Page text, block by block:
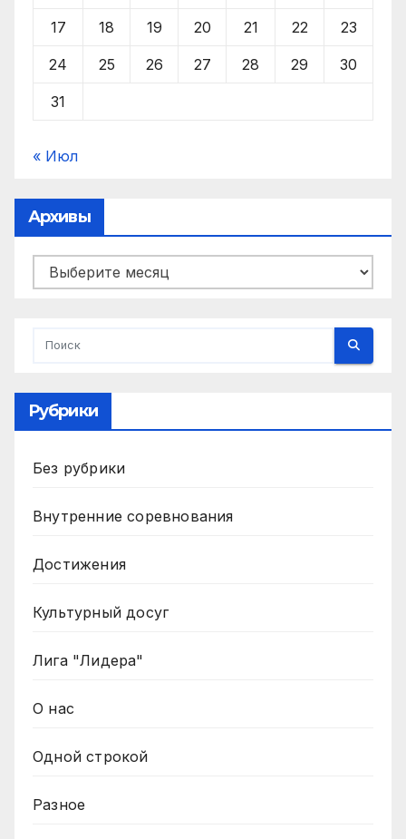
17 18 19 20 21 22 23
24 25 26 27 28 29 30
31
« Июл
Архивы
Архивы
Рубрики
Без рубрики
Внутренние соревнования
Достижения
Культурный досуг
Лига "Лидера"
О нас
Одной строкой
Разное